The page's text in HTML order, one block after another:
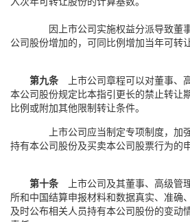
因上市公司实施权益分派导致董
公司股份增加的，可同比例增加当年可转
第九条 上市公司章程可以对董事、
本公司股份规定比本指引更长的禁止转让
比例或附加其他限制转让条件。
上市公司应当制定专项制度，加
持有本公司股份及买卖本公司股票行为的
第十条 上市公司及其董事、高级管
所和中国结算申报材料和数据真实、准确
及时公布相关人员持有本公司股份的变动